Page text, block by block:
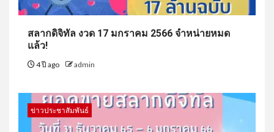
สลากดิจิทัล งวด 17 มกราคม 2566 จำหน่ายหมด
แล้ว!
4 ปี ago admin
ข่าวประชาสัมพันธ์